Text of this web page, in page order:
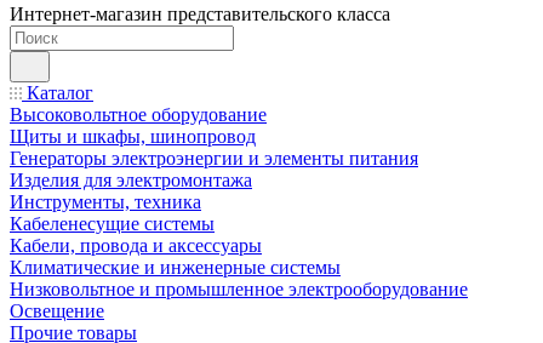
Интернет-магазин представительского класса
Каталог
Высоковольтное оборудование
Щиты и шкафы, шинопровод
Генераторы электроэнергии и элементы питания
Изделия для электромонтажа
Инструменты, техника
Кабеленесущие системы
Кабели, провода и аксессуары
Климатические и инженерные системы
Низковольтное и промышленное электрооборудование
Освещение
Прочие товары